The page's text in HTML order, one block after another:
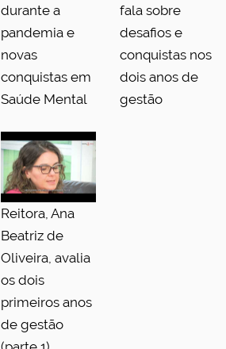
durante a
pandemia e
novas
conquistas em
Saúde Mental
fala sobre
desafios e
conquistas nos
dois anos de
gestão
Reitora, Ana
Beatriz de
Oliveira, avalia
os dois
primeiros anos
de gestão